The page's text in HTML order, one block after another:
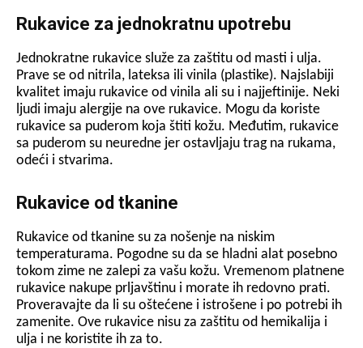
Rukavice za jednokratnu upotrebu
Jednokratne rukavice služe za zaštitu od masti i ulja.
Prave se od nitrila, lateksa ili vinila (plastike). Najslabiji
kvalitet imaju rukavice od vinila ali su i najjeftinije. Neki
ljudi imaju alergije na ove rukavice. Mogu da koriste
rukavice sa puderom koja štiti kožu. Međutim, rukavice
sa puderom su neuredne jer ostavljaju trag na rukama,
odeći i stvarima.
Rukavice od tkanine
Rukavice od tkanine su za nošenje na niskim
temperaturama. Pogodne su da se hladni alat posebno
tokom zime ne zalepi za vašu kožu. Vremenom platnene
rukavice nakupe prljavštinu i morate ih redovno prati.
Proveravajte da li su oštećene i istrošene i po potrebi ih
zamenite. Ove rukavice nisu za zaštitu od hemikalija i
ulja i ne koristite ih za to.